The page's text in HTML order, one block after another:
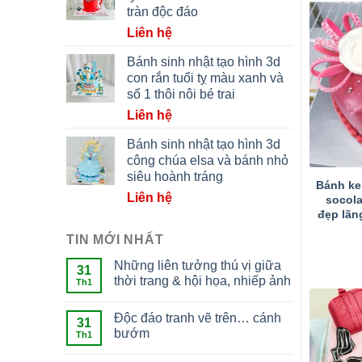
tràn độc đáo
Liên hệ
Bánh sinh nhật tạo hình 3d
con rắn tuổi tỵ màu xanh và
số 1 thôi nôi bé trai
Liên hệ
Bánh sinh nhật tạo hình 3d
công chúa elsa và bánh nhỏ
siêu hoành tráng
Liên hệ
TIN MỚI NHẤT
31
Th1
Những liên tưởng thú vị giữa
thời trang & hội họa, nhiếp ảnh
31
Th1
Độc đáo tranh vẽ trên… cánh
bướm
Bánh
đẹp